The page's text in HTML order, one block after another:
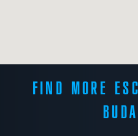
FIND MORE